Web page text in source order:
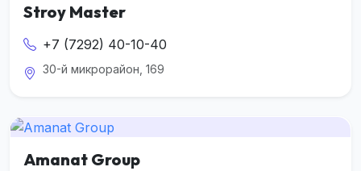
Stroy Master
+7 (7292) 40-10-40
30-й микрорайон, 169
Amanat Group